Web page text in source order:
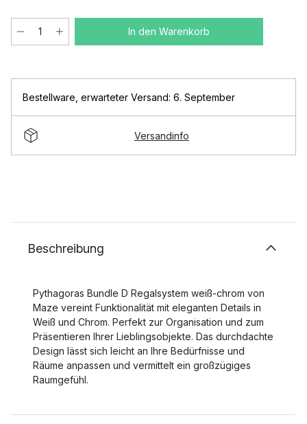
In den Warenkorb
Bestellware erwarteter Versand: 6. September
Versandinfo
Beschreibung
Pythagoras Bundle D Regalsystem weiß-chrom von
Maze vereint Funktionalität mit eleganten Details in
Weiß und Chrom. Perfekt zur Organisation und zum
Präsentieren Ihrer Lieblingsobjekte. Das durchdachte
Design lässt sich leicht an Ihre Bedürfnisse und
Räume anpassen und vermittelt ein großzügiges
Raumgefühl.